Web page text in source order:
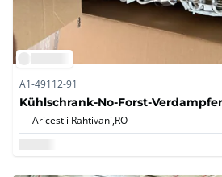
A1-49112-91
Kühlschrank-No-Forst-
Aricestii Rahtivani,RO